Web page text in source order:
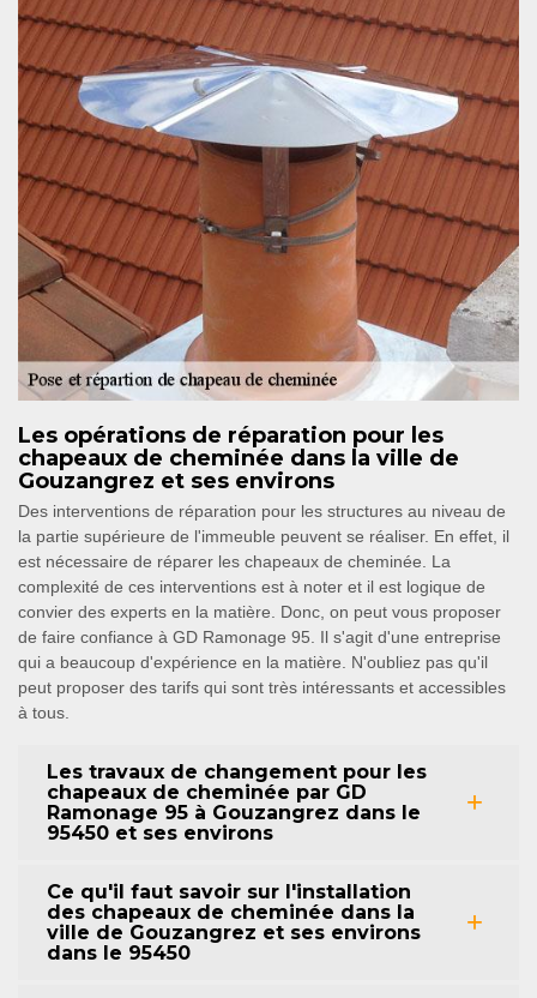
Les opérations de réparation pour les
chapeaux de cheminée dans la ville de
Gouzangrez et ses environs
Des interventions de réparation pour les structures au niveau de
la partie supérieure de l'immeuble peuvent se réaliser. En effet, il
est nécessaire de réparer les chapeaux de cheminée. La
complexité de ces interventions est à noter et il est logique de
convier des experts en la matière. Donc, on peut vous proposer
de faire confiance à GD Ramonage 95. Il s'agit d'une entreprise
qui a beaucoup d'expérience en la matière. N'oubliez pas qu'il
peut proposer des tarifs qui sont très intéressants et accessibles
à tous.
Les travaux de changement pour les
chapeaux de cheminée par GD
Ramonage 95 à Gouzangrez dans le
95450 et ses environs
Ce qu'il faut savoir sur l'installation
des chapeaux de cheminée dans la
ville de Gouzangrez et ses environs
dans le 95450